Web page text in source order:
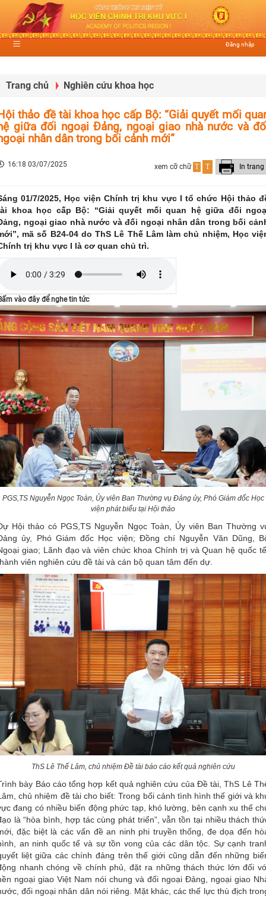
Đăng nhập
Trang chủ Nghiên cứu khoa học
thảo đề tài khoa học cấp Bộ: “Giải quyết mối
giữa đối ngoại Đảng, ngoại giao nhà nước và
nhân dân trong bối cảnh mới”
16:18 03/07/2025 xem cỡ chữ T T In trang
01/7/2025, Học viện Chính trị khu vực I tổ chức Hội thảo
khoa học cấp Bộ: “Giải quyết mối quan hệ giữa đối
ngoại giao nhà nước và đối ngoại nhân dân trong bối
mã số B24-04 do ThS Lê Thế Lâm làm chủ nhiệm, Học
trị khu vực I là cơ quan chủ trì.
vào đây để nghe tin tức
PGS,TS Nguyễn Ngọc Toàn, Ủy viên Ban Thường vụ Đảng ủy, Phó Giám đốc Học
viện phát biểu tại Hội thảo
Hội thảo có PGS,TS Nguyễn Ngọc Toàn, Ủy viên Ban Thường
ủy, Phó Giám đốc Học viện; Đồng chí Nguyễn Văn Dũng,
giao; Lãnh đạo và viên chức khoa Chính trị và Quan hệ quốc
viên nghiên cứu đề tài và cán bộ quan tâm đến dự.
ThS Lê Thế Lâm, chủ nhiệm Đề tài báo cáo kết quả nghiên cứu
bày Báo cáo tổng hợp kết quả nghiên cứu của Đề tài, ThS Lê
chủ nhiệm đề tài cho biết: Trong bối cảnh tình hình thế giới và
đang có nhiều biến động phức tạp, khó lường, bên cạnh xu thế
là “hòa bình, hợp tác cùng phát triển”, vẫn tồn tại nhiều thách
đặc biệt là các vấn đề an ninh phi truyền thống, đe dọa đến
an ninh quốc tế và sự tồn vong của các dân tộc. Sự cạnh
liệt giữa các chính đảng trên thế giới cũng dẫn đến những
nhanh chóng về chính phủ, đặt ra những thách thức lớn đối
ngoại giao Việt Nam nói chung và đối ngoại Đảng, ngoại giao
đối ngoại nhân dân nói riêng. Mặt khác, các thế lực thù địch